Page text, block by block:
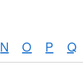
N O P Q